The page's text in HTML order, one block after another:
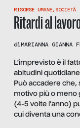
RISORSE UMANE, SOCIETÀ
Ritardi al
diMARIANNA GIANNA
L’imprevisto è il
abitudini
Può accadere che,
motivo più o meno
(4-5 volte l’anno)
cui diventa una